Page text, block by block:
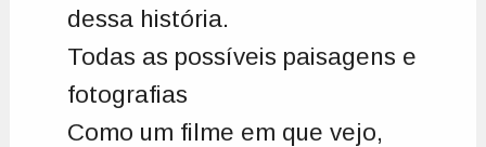
dessa história.
Todas as possíveis paisagens e
fotografias
Como um filme em que vejo,